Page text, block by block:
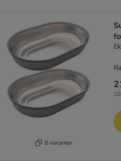
8 varianter